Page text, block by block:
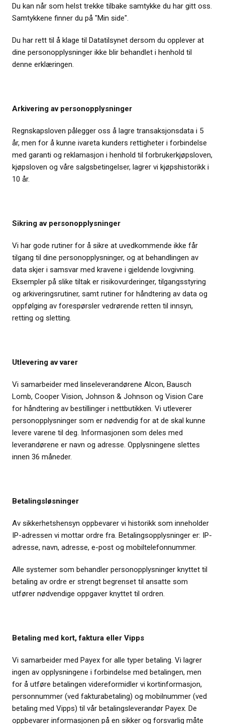
Du kan når som helst trekke tilbake samtykke du har gitt oss.
Samtykkene finner du på "Min side".
Du har rett til å klage til Datatilsynet dersom du opplever at
dine personopplysninger ikke blir behandlet i henhold til
denne erklæringen.
Arkivering av personopplysninger
Regnskapsloven pålegger oss å lagre transaksjonsdata i 5
år, men for å kunne ivareta kunders rettigheter i forbindelse
med garanti og reklamasjon i henhold til forbrukerkjøpsloven,
kjøpsloven og våre salgsbetingelser, lagrer vi kjøpshistorikk i
10 år.
Sikring av personopplysninger
Vi har gode rutiner for å sikre at uvedkommende ikke får
tilgang til dine personopplysninger, og at behandlingen av
data skjer i samsvar med kravene i gjeldende lovgivning.
Eksempler på slike tiltak er risikovurderinger, tilgangsstyring
og arkiveringsrutiner, samt rutiner for håndtering av data og
oppfølging av forespørsler vedrørende retten til innsyn,
retting og sletting.
Utlevering av varer
Vi samarbeider med linseleverandørene Alcon, Bausch
Lomb, Cooper Vision, Johnson & Johnson og Vision Care
for håndtering av bestillinger i nettbutikken. Vi utleverer
personopplysninger som er nødvendig for at de skal kunne
levere varene til deg. Informasjonen som deles med
leverandørene er navn og adresse. Opplysningene slettes
innen 36 måneder.
Betalingsløsninger
Av sikkerhetshensyn oppbevarer vi historikk som inneholder
IP-adressen vi mottar ordre fra. Betalingsopplysninger er: IP-
adresse, navn, adresse, e-post og mobiltelefonnummer.
Alle systemer som behandler personopplysninger knyttet til
betaling av ordre er strengt begrenset til ansatte som
utfører nødvendige oppgaver knyttet til ordren.
Betaling med kort, faktura eller Vipps
Vi samarbeider med Payex for alle typer betaling. Vi lagrer
ingen av opplysningene i forbindelse med betalingen, men
for å utføre betalingen videreformidler vi kortinformasjon,
personnummer (ved fakturabetaling) og mobilnummer (ved
betaling med Vipps) til vår betalingsleverandør Payex. De
oppbevarer informasjonen på en sikker og forsvarlig måte